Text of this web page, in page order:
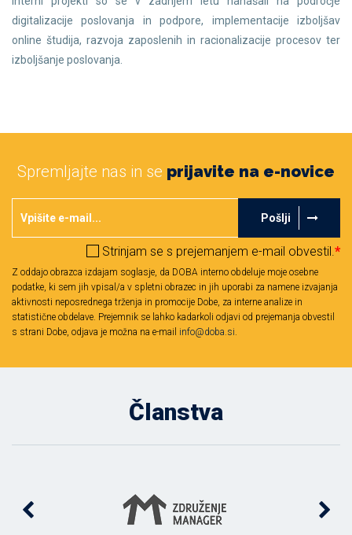
digitalizacije poslovanja in podpore, implementacije izboljšav
online študija, razvoja zaposlenih in racionalizacije procesov ter
izboljšanje poslovanja.
Spremljajte nas in se prijavite na e-novice
Pošlji
Strinjam se s prejemanjem e-mail obvestil.*
Z oddajo obrazca izdajam soglasje, da DOBA interno obdeluje moje osebne
podatke, ki sem jih vpisal/a v spletni obrazec in jih uporabi za namene izvajanja
aktivnosti neposrednega trženja in promocije Dobe, za interne analize in
statistične obdelave. Prejemnik se lahko kadarkoli odjavi od prejemanja obvestil
s strani Dobe, odjava je možna na e-mail info@doba.si.
Članstva